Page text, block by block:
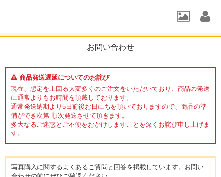
お問い合わせ
商品発送遅延についてのお詫び
現在、想定を上回る大変多くのご注文をいただいており、商品の発送
に通常よりもお時間を頂戴しております。
通常発送納期より5日前後お日にちを頂いておりますので、商品の準
備ができ次第 順次発送させて頂きます。
多大なるご迷惑とご不便をおかけしますことを深くお詫び申し上げま
す。
写真購入に関するよくあるご質問と回答を掲載しています。お問い
合わせの前にぜひご確認ください。